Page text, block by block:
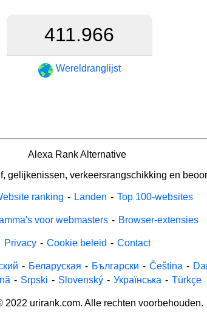
411.966
Wereldranglijst
Alexa Rank Alternative
gelijkenissen, verkeersrangschikking en
ranking - Landen - Top 100-websites
voor webmasters - Browser-extensies
Privacy - Cookie beleid - Contact
- Беларуская - Български - Čeština -
- Srpski - Slovenský - Українська - Türkçe
2022 urirank.com. Alle rechten voorbehouden.